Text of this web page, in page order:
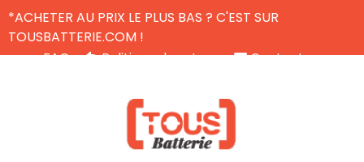
*ACHETER AU PRIX LE PLUS BAS ? C'EST SUR
TOUSBATTERIE.COM !
FAQ
Politique de retour
Contactez-nous